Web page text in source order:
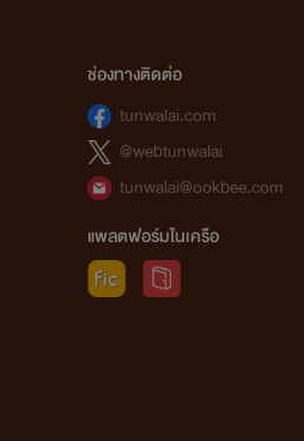
ช่องทางติดต่อ
tunwalai.com
@webtunwalai
tunwalai@ookbee.com
แพลตฟอร์มในเครือ